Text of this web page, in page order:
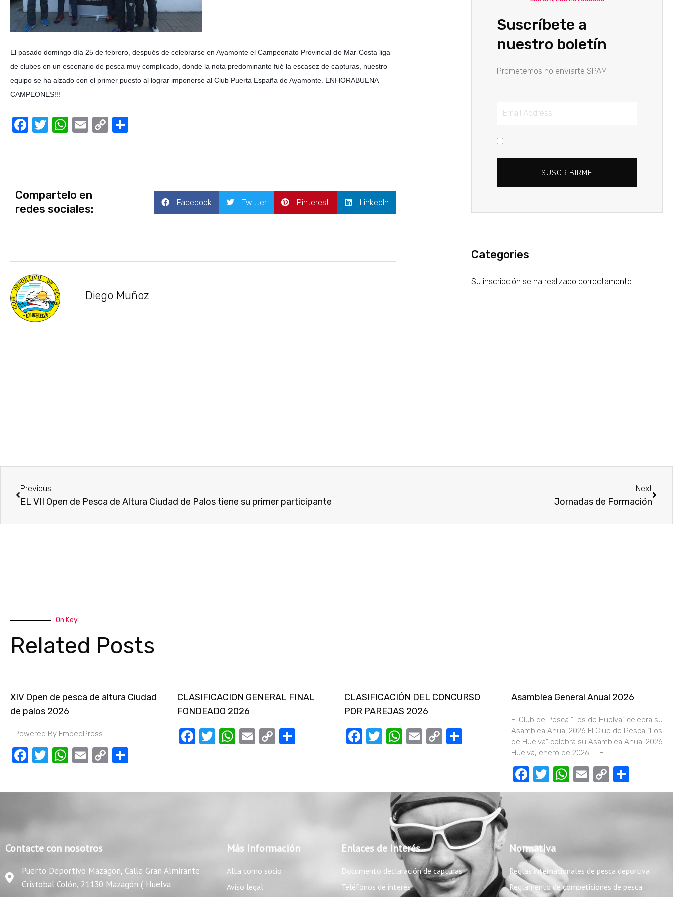
El pasado domingo día 25 de febrero, después de celebrarse en Ayamonte el Campeonato Provincial de Mar-Costa liga
de clubes en un escenario de pesca muy complicado, donde la nota predominante fué la escasez de capturas, nuestro
equipo se ha alzado con el primer puesto al lograr imponerse al Club Puerta España de Ayamonte. ENHORABUENA
CAMPEONES!!!
Facebook
Twitter
WhatsApp
EmailCopy
Compartelo en
redes sociales:
Facebook Twitter Pinterest LinkedIn
Diego Muñoz
Suscríbete a
nuestro boletín
Prometemos no enviarte SPAM
Dirección
Acepto
SUSCRIBIRME
Categories
Su inscripción se ha realizado correctamente
Previous
EL VII Open de Pesca de Altura Ciudad de Palos tiene su primer participante
Next
Jornadas de Formación
On Key
Related Posts
XIV Open de pesca de altura Ciudad
de palos 2026
Powered By EmbedPress
Facebook
Twitter
WhatsApp
Email
Copy
CLASIFICACION GENERAL FINAL
FONDEADO 2026
Facebook
Twitter
WhatsApp
Email
CopyCompartir
CLASIFICACIÓN DEL CONCURSO
POR PAREJAS 2026
Facebook
Twitter
WhatsApp
Email
Copy Compartir
Asamblea General Anual 2026
El Club de Pesca “Los de Huelva” celebra su
Asamblea Anual 2026 El Club de Pesca “Los
de Huelva” celebra su Asamblea Anual 2026
Huelva, enero de 2026 — El
Facebook
Twitter
WhatsApp
Email
Copy
Link
Contacte con nosotros
Puerto Deportivo Mazagón, Calle Gran Almirante
Cristobal Colón, 21130 Mazagón ( Huelva
Más información
Alta como socio
Aviso legal
Enlaces de interés
Documento declaración de capturas
Teléfonos de interés
Normativa
Reglas internacionales de pesca deportiva
Reglamento de competiciones de pesca